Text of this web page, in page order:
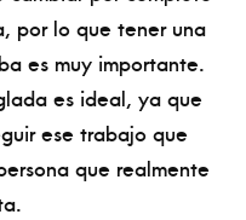
por lo que tener una
es muy importante.
es ideal, ya que
ese trabajo que
que realmente